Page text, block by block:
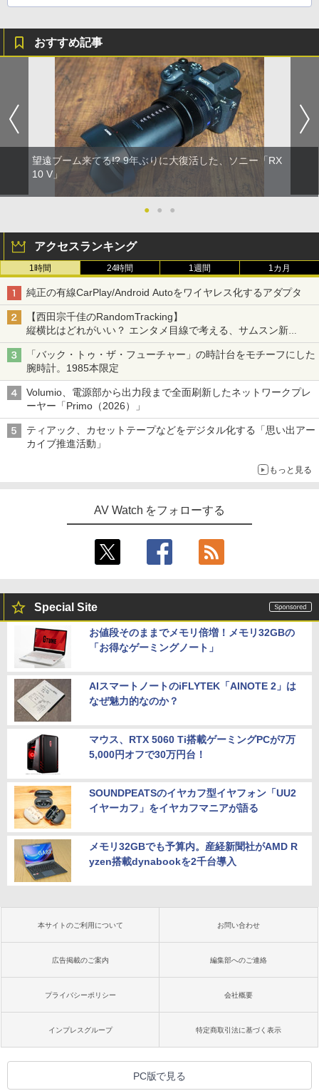
おすすめ記事
望遠ブーム来てる!? 9年ぶりに大復活した、ソニー「RX
10 V」
● ● ●
アクセスランキング
1時間 24時間 1週間 1カ月
純正の有線CarPlay/Android Autoをワイヤレス化するアダプタ
【西田宗千佳のRandomTracking】
縦横比はどれがいい？ エンタメ目線で考える、サムスン新
「Galaxy Z Fold」
「バック・トゥ・ザ・フューチャー」の時計台をモチーフにした
腕時計。1985本限定
Volumio、電源部から出力段まで全面刷新したネットワークプレ
ーヤー「Primo（2026）」
ティアック、カセットテープなどをデジタル化する「思い出アー
カイブ推進活動」
もっと見る
AV Watch をフォローする
Special Site
お値段そのままでメモリ倍増！メモリ32GBの
「お得なゲーミングノート」
AIスマートノートのiFLYTEK「AINOTE 2」は
なぜ魅力的なのか？
マウス、RTX 5060 Ti搭載ゲーミングPCが7万
5,000円オフで30万円台！
SOUNDPEATSのイヤカフ型イヤフォン「UU2
イヤーカフ」をイヤカフマニアが語る
メモリ32GBでも予算内。産経新聞社がAMD R
yzen搭載dynabookを2千台導入
本サイトのご利用について お問い合わせ
広告掲載のご案内 編集部へのご連絡
プライバシーポリシー 会社概要
インプレスグループ 特定商取引法に基づく表示
PC版で見る